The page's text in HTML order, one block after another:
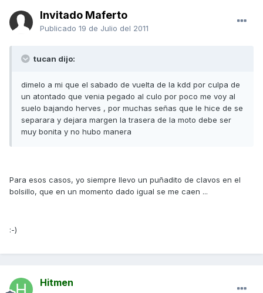
Invitado Maferto
Publicado 19 de Julio del 2011
tucan dijo:
dimelo a mi que el sabado de vuelta de la kdd por culpa de
un atontado que venia pegado al culo por poco me voy al
suelo bajando herves , por muchas señas que le hice de se
separara y dejara margen la trasera de la moto debe ser
muy bonita y no hubo manera
Para esos casos, yo siempre llevo un puñadito de clavos en el
bolsillo, que en un momento dado igual se me caen ...
:-)
Hitmen